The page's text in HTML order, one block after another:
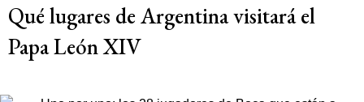
Qué lugares de Argentina visitará el
Papa León XIV